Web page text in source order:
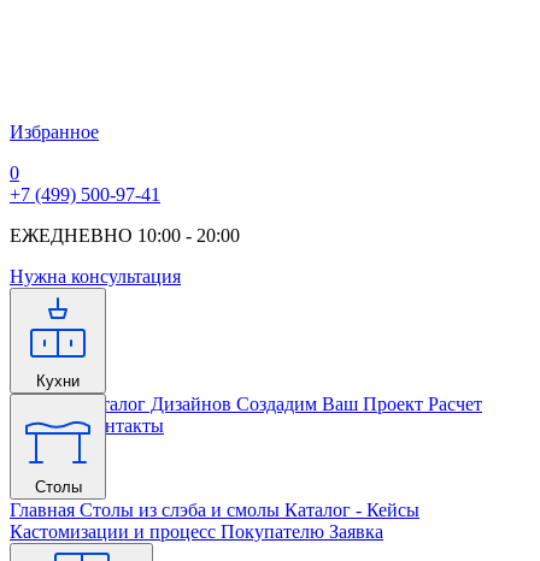
Избранное
0
+7 (499) 500-97-41
ЕЖЕДНЕВНО 10:00 - 20:00
Нужна консультация
Кухни
Главная Каталог Дизайнов Создадим Ваш Проект Расчет
Проекта Контакты
Столы
Главная Столы из слэба и смолы Каталог - Кейсы
Кастомизации и процесс Покупателю Заявка